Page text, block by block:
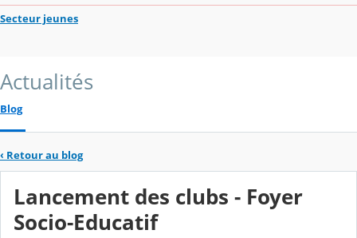
Secteur jeunes
Actualités
Blog
‹ Retour au blog
Lancement des clubs - Foyer
Socio-Educatif